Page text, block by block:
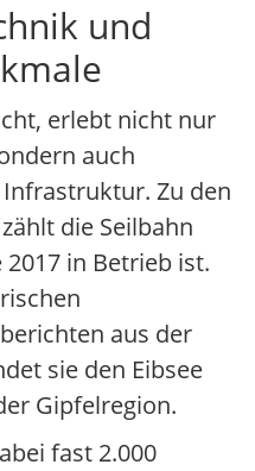
und
erlebt nicht nur
auch
Zu den
die Seilbahn
in Betrieb ist.
aus der
sie den Eibsee
Gipfelregion.
fast 2.000